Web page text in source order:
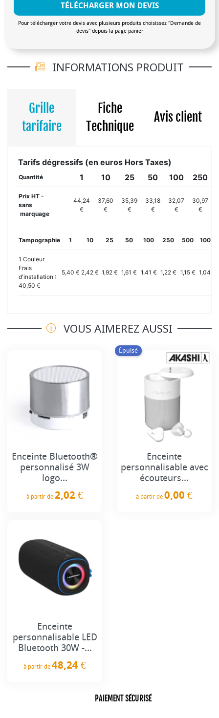
TÉLÉCHARGER MON DEVIS
Pour télécharger votre devis avec plusieurs produits choisissez "Demande de
devis" depuis la page panier
INFORMATIONS PRODUIT
Grille
tarifaire
Fiche
Technique
Avis client
Tarifs dégressifs (en euros Hors Taxes)
Quantité 1 10 25 50 100 250
Prix HT -
sans
marquage
44,24
€
37,60
€
35,39
€
33,18
€
32,07
€
30,97
€
Tampographie 1 10 25 50 100 250 500 1000
1 Couleur
Frais
d'installation :
40,50 €
5,40 € 2,42 € 1,92 € 1,61 € 1,41 € 1,22 € 1,15 € 1,04 €
VOUS AIMEREZ AUSSI
Enceinte Bluetooth®
personnalisé 3W
logo...
à partir de 2,02 €
Épuisé
Enceinte
personnalisable avec
écouteurs...
à partir de 0,00 €
Enceinte
personnalisable LED
Bluetooth 30W -...
à partir de 48,24 €
PAIEMENT SÉCURISÉ